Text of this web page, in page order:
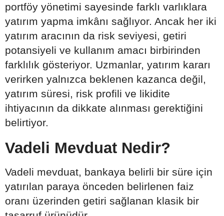
portföy yönetimi sayesinde farklı varlıklara
yatırım yapma imkânı sağlıyor. Ancak her iki
yatırım aracının da risk seviyesi, getiri
potansiyeli ve kullanım amacı birbirinden
farklılık gösteriyor. Uzmanlar, yatırım kararı
verirken yalnızca beklenen kazanca değil,
yatırım süresi, risk profili ve likidite
ihtiyacının da dikkate alınması gerektiğini
belirtiyor.
Vadeli Mevduat Nedir?
Vadeli mevduat, bankaya belirli bir süre için
yatırılan paraya önceden belirlenen faiz
oranı üzerinden getiri sağlanan klasik bir